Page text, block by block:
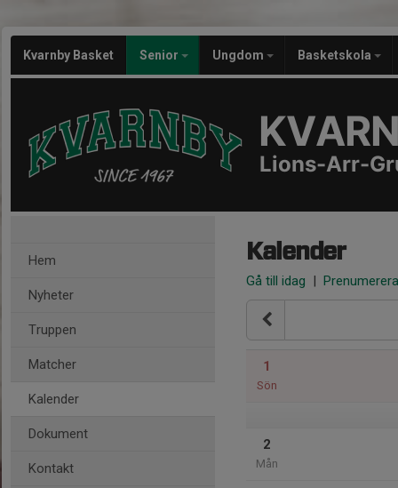
Kvarnby Basket Senior Ungdom Basketskola
Lions-Arr-
Hem
Nyheter
Truppen
Matcher
Kalender
Dokument
Kontakt
Kalender
Gå till idag | Prenumerera
1
Sön
2
Mån